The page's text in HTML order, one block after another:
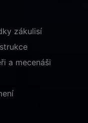
zákulisí
a mecenáši